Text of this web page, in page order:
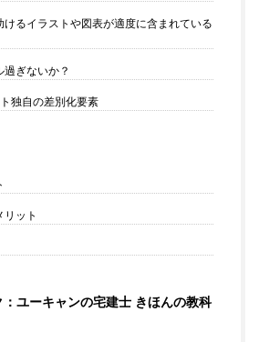
るイラストや図表が適度に含まれている
ぎないか？
独自の差別化要素
ット
：ユーキャンの宅建士 きほんの教科